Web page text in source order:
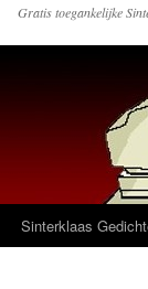
Gratis toegankelijke
Sinterklaas